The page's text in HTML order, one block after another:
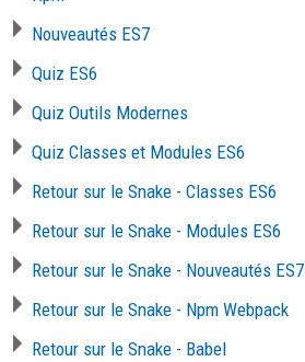
Nouveautés ES7
Quiz ES6
Quiz Outils Modernes
Quiz Classes et Modules ES6
Retour sur le Snake - Classes ES6
Retour sur le Snake - Modules ES6
Retour sur le Snake - Nouveautés ES7
Retour sur le Snake - Npm Webpack
Retour sur le Snake - Babel